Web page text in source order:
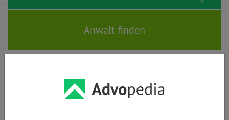
STORSBERG • v. SCHUMANN |